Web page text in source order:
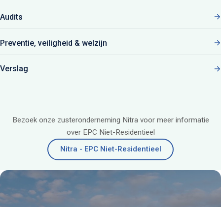
Audits
Preventie, veiligheid & welzijn
Verslag
Bezoek onze zusteronderneming Nitra voor meer informatie
over EPC Niet-Residentieel
Nitra - EPC Niet-Residentieel